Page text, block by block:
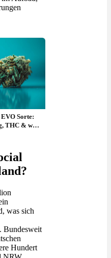
Sorte:
THC & wie
was sich
Bundesweit
Hundert